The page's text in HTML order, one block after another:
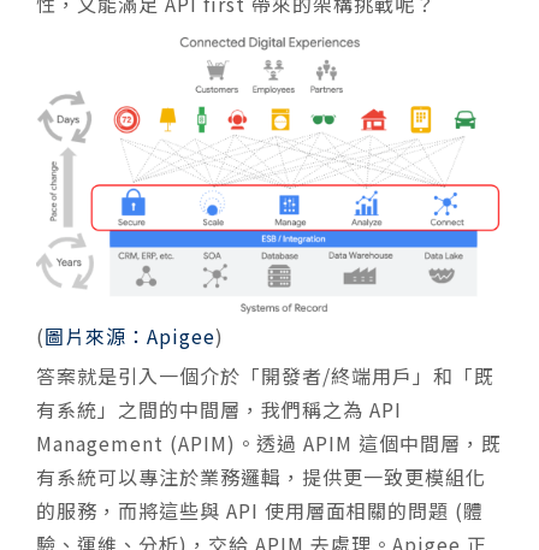
(圖片來源：Apigee)
答案就是引入一個介於「開發者/終端用戶」和「既
有系統」之間的中間層，我們稱之為 API
Management (APIM)。透過 APIM 這個中間層，既
有系統可以專注於業務邏輯，提供更一致更模組化
的服務，而將這些與 API 使用層面相關的問題 (體